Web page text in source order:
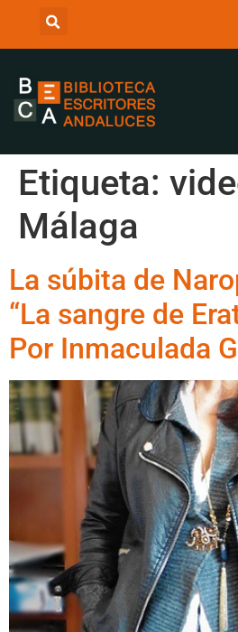
Etiqueta:
Málaga
La súbita de
“La sangre de
Por Inmaculada